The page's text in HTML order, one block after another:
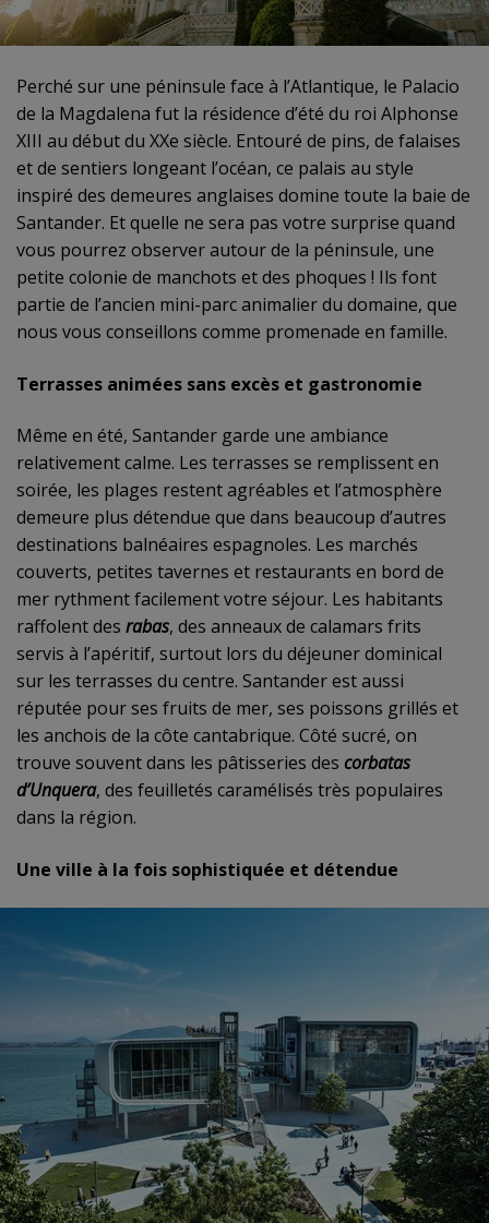
Perché sur une péninsule face à l’Atlantique, le Palacio
de la Magdalena fut la résidence d’été du roi Alphonse
XIII au début du XXe siècle. Entouré de pins, de falaises
et de sentiers longeant l’océan, ce palais au style
inspiré des demeures anglaises domine toute la baie de
Santander. Et quelle ne sera pas votre surprise quand
vous pourrez observer autour de la péninsule, une
petite colonie de manchots et des phoques ! Ils font
partie de l’ancien mini-parc animalier du domaine, que
nous vous conseillons comme promenade en famille.
Terrasses animées sans excès et gastronomie
Même en été, Santander garde une ambiance
relativement calme. Les terrasses se remplissent en
soirée, les plages restent agréables et l’atmosphère
demeure plus détendue que dans beaucoup d’autres
destinations balnéaires espagnoles. Les marchés
couverts, petites tavernes et restaurants en bord de
mer rythment facilement votre séjour. Les habitants
raffolent des rabas, des anneaux de calamars frits
servis à l’apéritif, surtout lors du déjeuner dominical
sur les terrasses du centre. Santander est aussi
réputée pour ses fruits de mer, ses poissons grillés et
les anchois de la côte cantabrique. Côté sucré, on
trouve souvent dans les pâtisseries des corbatas
d’Unquera, des feuilletés caramélisés très populaires
dans la région.
Une ville à la fois sophistiquée et détendue